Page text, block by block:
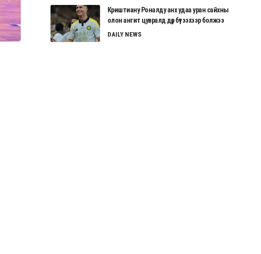
Криштиану Роналду анх удаа уран сайхны
олон ангит цувралд дүр бүтээхээр болжээ
DAILY NEWS